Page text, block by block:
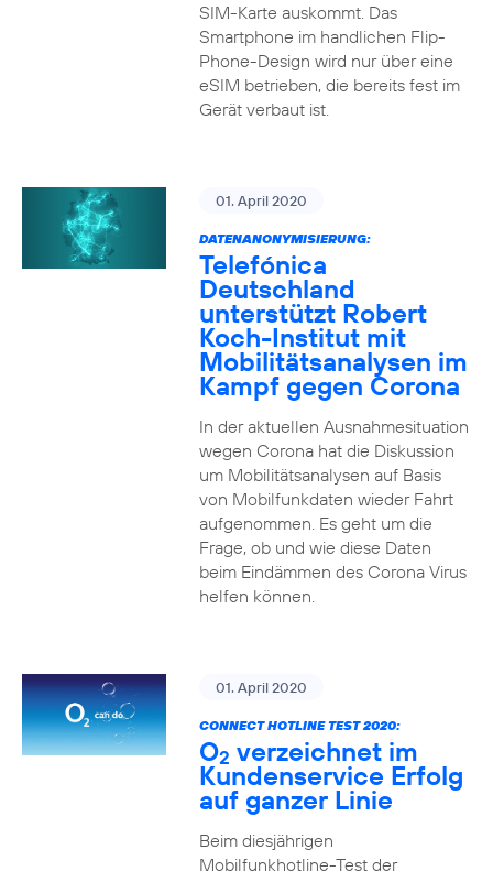
SIM-Karte auskommt. Das
Smartphone im handlichen Flip-
Phone-Design wird nur über eine
eSIM betrieben, die bereits fest im
Gerät verbaut ist.
01. April 2020
DATENANONYMISIERUNG:
Telefónica
Deutschland
unterstützt Robert
Koch-Institut mit
Mobilitätsanalysen im
Kampf gegen Corona
In der aktuellen Ausnahmesituation
wegen Corona hat die Diskussion
um Mobilitätsanalysen auf Basis
von Mobilfunkdaten wieder Fahrt
aufgenommen. Es geht um die
Frage, ob und wie diese Daten
beim Eindämmen des Corona Virus
helfen können.
01. April 2020
CONNECT HOTLINE TEST 2020:
O2 verzeichnet im
Kundenservice Erfolg
auf ganzer Linie
Beim diesjährigen
Mobilfunkhotline-Test der